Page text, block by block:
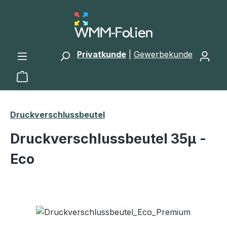
Zum Hauptinhalt springen
Privatkunde Gewerbekunde
Warenkorb enthält 0 Positionen. Der
Druckverschlussbeutel
Druckverschlussbeutel 35μ -
Eco
Bildergalerie überspringen